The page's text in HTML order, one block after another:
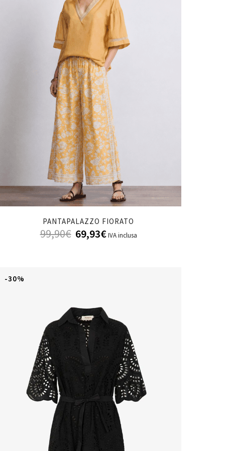
PANTAPALAZZO FIORATO
99,90€ 69,93€ IVA inclusa
-30%